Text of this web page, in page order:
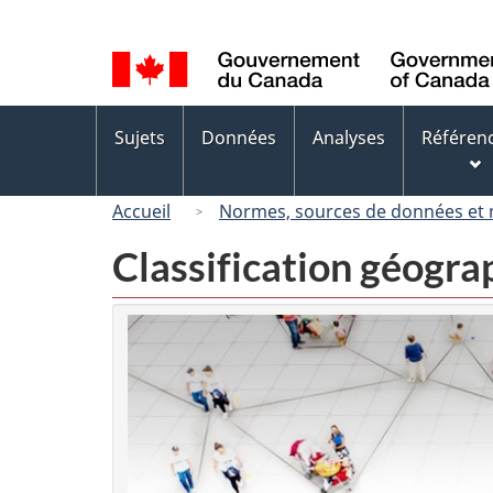
de
la
langue
des
Sujets Données Analyses
Accueil Normes, sources de données et
Classification